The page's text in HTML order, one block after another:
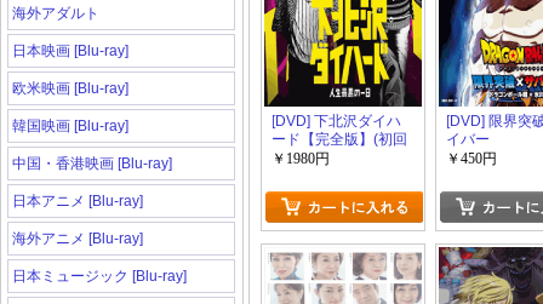
海外アダルト
日本映画 [Blu-ray]
欧米映画 [Blu-ray]
韓国映画 [Blu-ray]
中国・香港映画 [Blu-ray]
日本アニメ [Blu-ray]
海外アニメ [Blu-ray]
日本ミュージック [Blu-ray]
[DVD] 下北沢ダイハ
ード【完全版】(初回
生産限定版)
￥1980円
[DVD] 限界突
イバー
￥450円